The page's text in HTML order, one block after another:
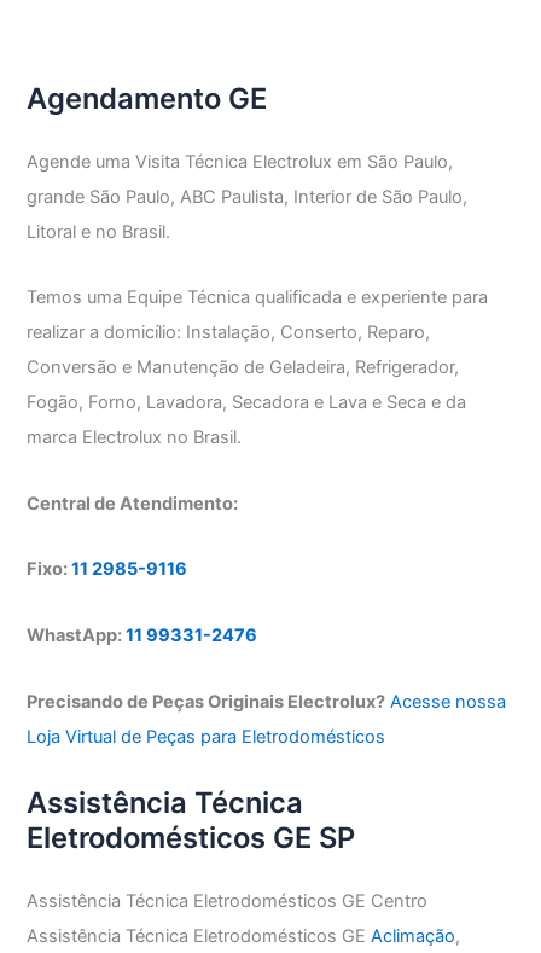
Agendamento GE
Agende uma Visita Técnica Electrolux em São Paulo,
grande São Paulo, ABC Paulista, Interior de São Paulo,
Litoral e no Brasil.
Temos uma Equipe Técnica qualificada e experiente para
realizar a domicílio: Instalação, Conserto, Reparo,
Conversão e Manutenção de Geladeira, Refrigerador,
Fogão, Forno, Lavadora, Secadora e Lava e Seca e da
marca Electrolux no Brasil.
Central de Atendimento:
Fixo:11 2985-9116
WhastApp:11 99331-2476
Precisando de Peças Originais Electrolux? Acesse nossa
Loja Virtual de Peças para Eletrodomésticos
Assistência Técnica
Eletrodomésticos GE SP
Assistência Técnica Eletrodomésticos GE Centro
Assistência Técnica Eletrodomésticos GEAclimação,